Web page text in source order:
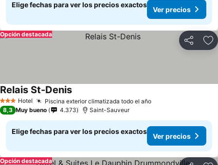
Elige fechas para ver los precios exactos
Ver precios
Compartir
Opción destacada
3 Estrellas
Hotel Piscina exterior climatizada todo el año
Relais St-Denis
8,3 Muy bueno 4.373 Saint-Sauveur
Elige fechas para ver los precios exactos
Ver precios
Opción destacada